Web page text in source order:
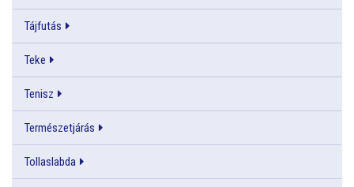
Tájfutás
Teke
Tenisz
Természetjárás
Tollaslabda